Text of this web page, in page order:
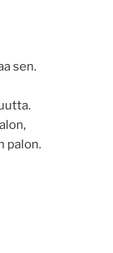
sen.
palon.